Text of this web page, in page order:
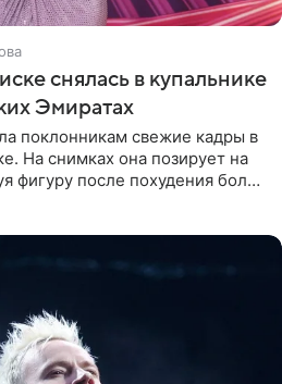
снялась в купальнике
Эмиратах
поклонникам свежие кадры в
На снимках она позирует на
фигуру после похудения более